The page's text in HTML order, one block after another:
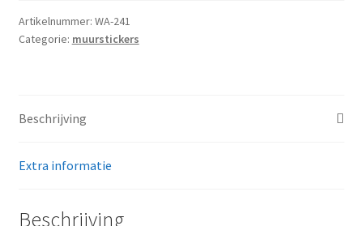
not
to
the
aantal
Artikelnummer: WA-241
Categorie: muurstickers
Beschrijving
Extra informatie
Beschrijving